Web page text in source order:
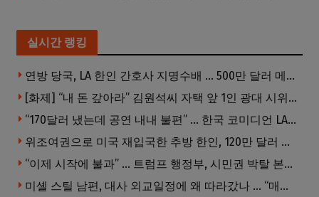
실시간 랭킹
연방 당국, LA 한인 간호사 지명수배 … 500만 달러 메디캐어 사기, 선고 직전 한국 도주
[화제] “내 돈 갚아라” 김원석씨 자택 앞 1인 광대 시위 … 한인 투자사, “108만 달러 못받아”
“170달러 냈는데 공연 내내 불편” … 한국 코미디언 LA공연, 음향 불량에 외모 비하 개그 논란
위조여권으로 미국 재입국한 추방 한인, 120만 달러 은행 사기 행각
“이제 시작에 불과” … 트럼프 행정부, 시민권 박탈 본격화
미셸 스틸 남편, 대사 외교일정에 왜 따라갔나 … “매우 이례적”